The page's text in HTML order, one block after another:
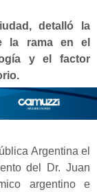
detalló la
la rama en el
y el factor
Argentina el
del Dr. Juan
argentino e